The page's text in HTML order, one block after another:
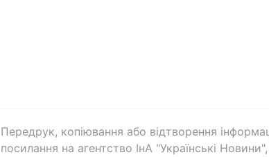
Передрук, копіювання або відтворення
посилання на агентство ІнА "Українські